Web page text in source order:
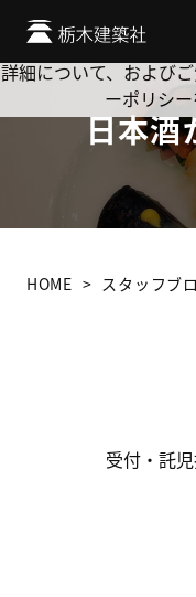
日本酒
HOME スタッフブ
受付・託
Cookie を使用して、
か? 当社ではお客様の
詳細について、および
ーポリシー